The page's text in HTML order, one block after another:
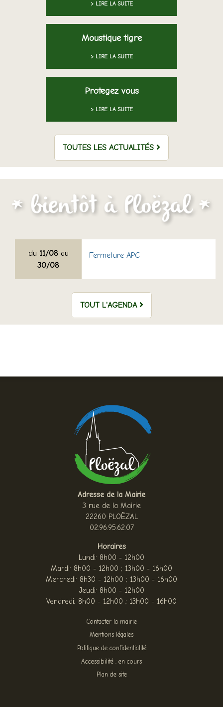
> LIRE LA SUITE
Moustique tigre
> LIRE LA SUITE
Protegez vous
> LIRE LA SUITE
TOUTES LES ACTUALITÉS
du 11/08au
30/08
Fermeture APC
TOUT L'AGENDA
Adresse de la Mairie
3 rue de la Mairie
22260 PLOËZAL
02.96.95.62.07
Horaires
Lundi: 8h00 - 12h00
Mardi: 8h00 - 12h00 ; 13h00 - 16h00
Mercredi: 8h30 - 12h00 ; 13h00 - 16h00
Jeudi: 8h00 - 12h00
Vendredi: 8h00 - 12h00 ; 13h00 - 16h00
Contacter la mairie
Mentions légales
Politique de confidentialité
Accessibilité : en cours
Plan de site